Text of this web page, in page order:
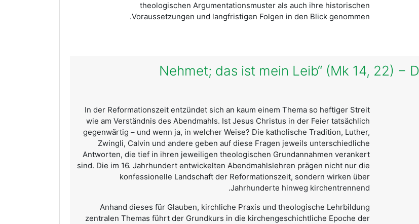
theologischen Argumentationsmuster als auch ihre historischen
Voraussetzungen und langfristigen Folgen in den Blick genommen.
02026 „Nehmet; das ist mein Leib“ (Mk 14, 22)
In der Reformationszeit entzündet sich an kaum einem Thema so heftiger Streit
wie am Verständnis des Abendmahls. Ist Jesus Christus in der Feier tatsächlich
gegenwärtig – und wenn ja, in welcher Weise? Die katholische Tradition, Luther,
Zwingli, Calvin und andere geben auf diese Fragen jeweils unterschiedliche
Antworten, die tief in ihren jeweiligen theologischen Grundannahmen verankert
sind. Die im 16. Jahrhundert entwickelten Abendmahlslehren prägen nicht nur die
konfessionelle Landschaft der Reformationszeit, sondern wirken über
Jahrhunderte hinweg kirchentrennend.
Anhand dieses für Glauben, kirchliche Praxis und theologische Lehrbildung
zentralen Themas führt der Grundkurs in die kirchengeschichtliche Epoche der